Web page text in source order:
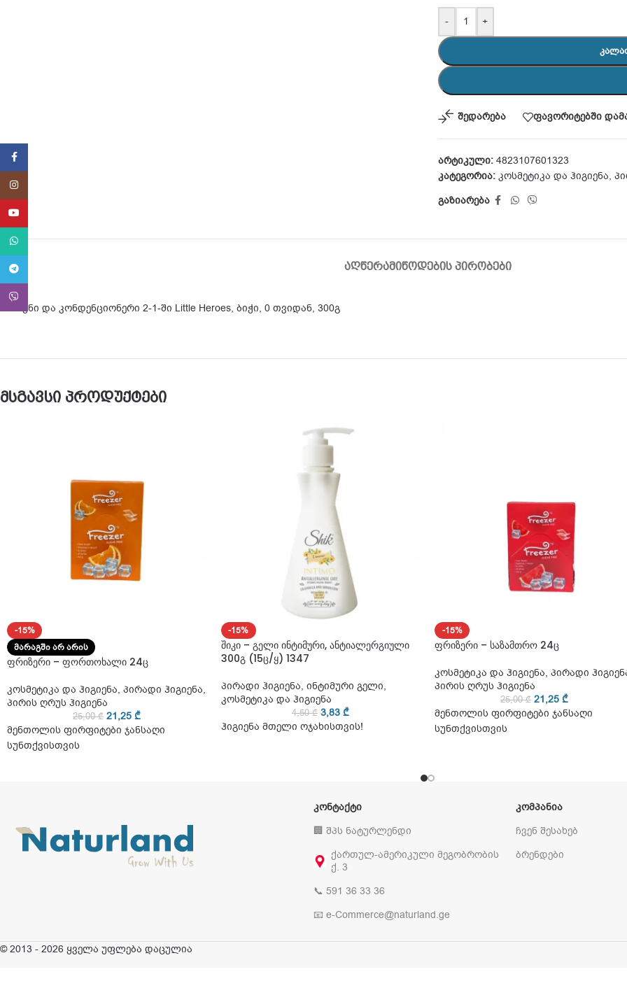
- +
შედარება ფავორიტებში
არტიკული: 4823107601323
კატეგორია: კოსმეტიკა და ჰიგიენა,
გაზიარება
ᲐᲦᲬᲔᲠᲐᲛᲘᲬᲝᲓᲔᲑᲘᲡ ᲞᲘᲠᲝᲑᲔᲑᲘ
შამპუნი და კონდენციონერი 2-1-ში Little Heroes, ბიჭი, 0 თვიდან, 300გ
მსგავსი პროდუქტები
-15%
ᲛᲐᲠᲐᲒᲨᲘ ᲐᲠ ᲐᲠᲘᲡ
ფრიზერი – ფორთოხალი 24ც
კოსმეტიკა და ჰიგიენა, პირადი ჰიგიენა,
პირის ღრუს ჰიგიენა
25,00₾ 21,25₾
მენთოლის ფირფიტები ჯანსაღი
სუნთქვისთვის
-15%
შიკი – გელი ინტიმური, ანტიალერგიული
300გ (15ც/ყ) 1347
პირადი ჰიგიენა, ინტიმური გელი,
კოსმეტიკა და ჰიგიენა
4,50₾ 3,83₾
ჰიგიენა მთელი ოჯახისთვის!
-15%
ფრიზერი – საზამთრო 24ც
კოსმეტიკა და ჰიგიენა, პირადი
პირის ღრუს ჰიგიენა
25,00₾ 21,25₾
მენთოლის ფირფიტები ჯანსაღი
სუნთქვისთვის
ᲙᲝᲜᲢᲐᲥᲢᲘ
🏢 შპს ნატურლენდი
ქართულ-ამერიკული მეგობრობის
ქ. 3
📞 591 36 33 36
📧 e-Commerce@naturland.ge
ᲙᲝᲛᲞᲐᲜᲘᲐ
ჩვენ შესახებ
ბრენდები
© 2013 - 2026 ყველა უფლება დაცულია
WhatsApp